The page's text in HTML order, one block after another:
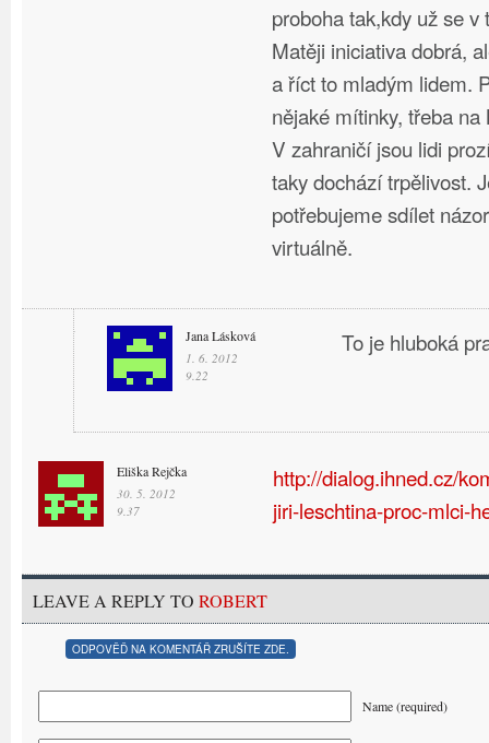
proboha tak,kdy už se
Matěji iniciativa dobrá,
a říct to mladým lidem.
nějaké mítinky, třeba na
V zahraničí jsou lidi
taky dochází trpělivost.
potřebujeme sdílet
virtuálně.
Jana Lásková
1. 6. 2012
9.22
To je hluboká
Eliška Rejčka
30. 5. 2012
9.37
http://dialog.ihned.cz/
jiri-leschtina-proc-mlci-
LEAVE A REPLY TO ROBERT
ODPOVĚĎ NA KOMENTÁŘ ZRUŠÍTE ZDE.
Name (required)